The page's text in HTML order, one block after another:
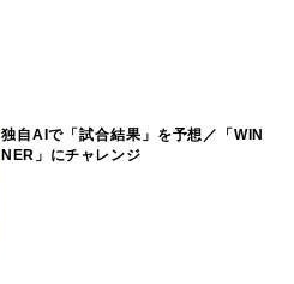
独自AIで「試合結果」を予想／「WIN
NER」にチャレンジ